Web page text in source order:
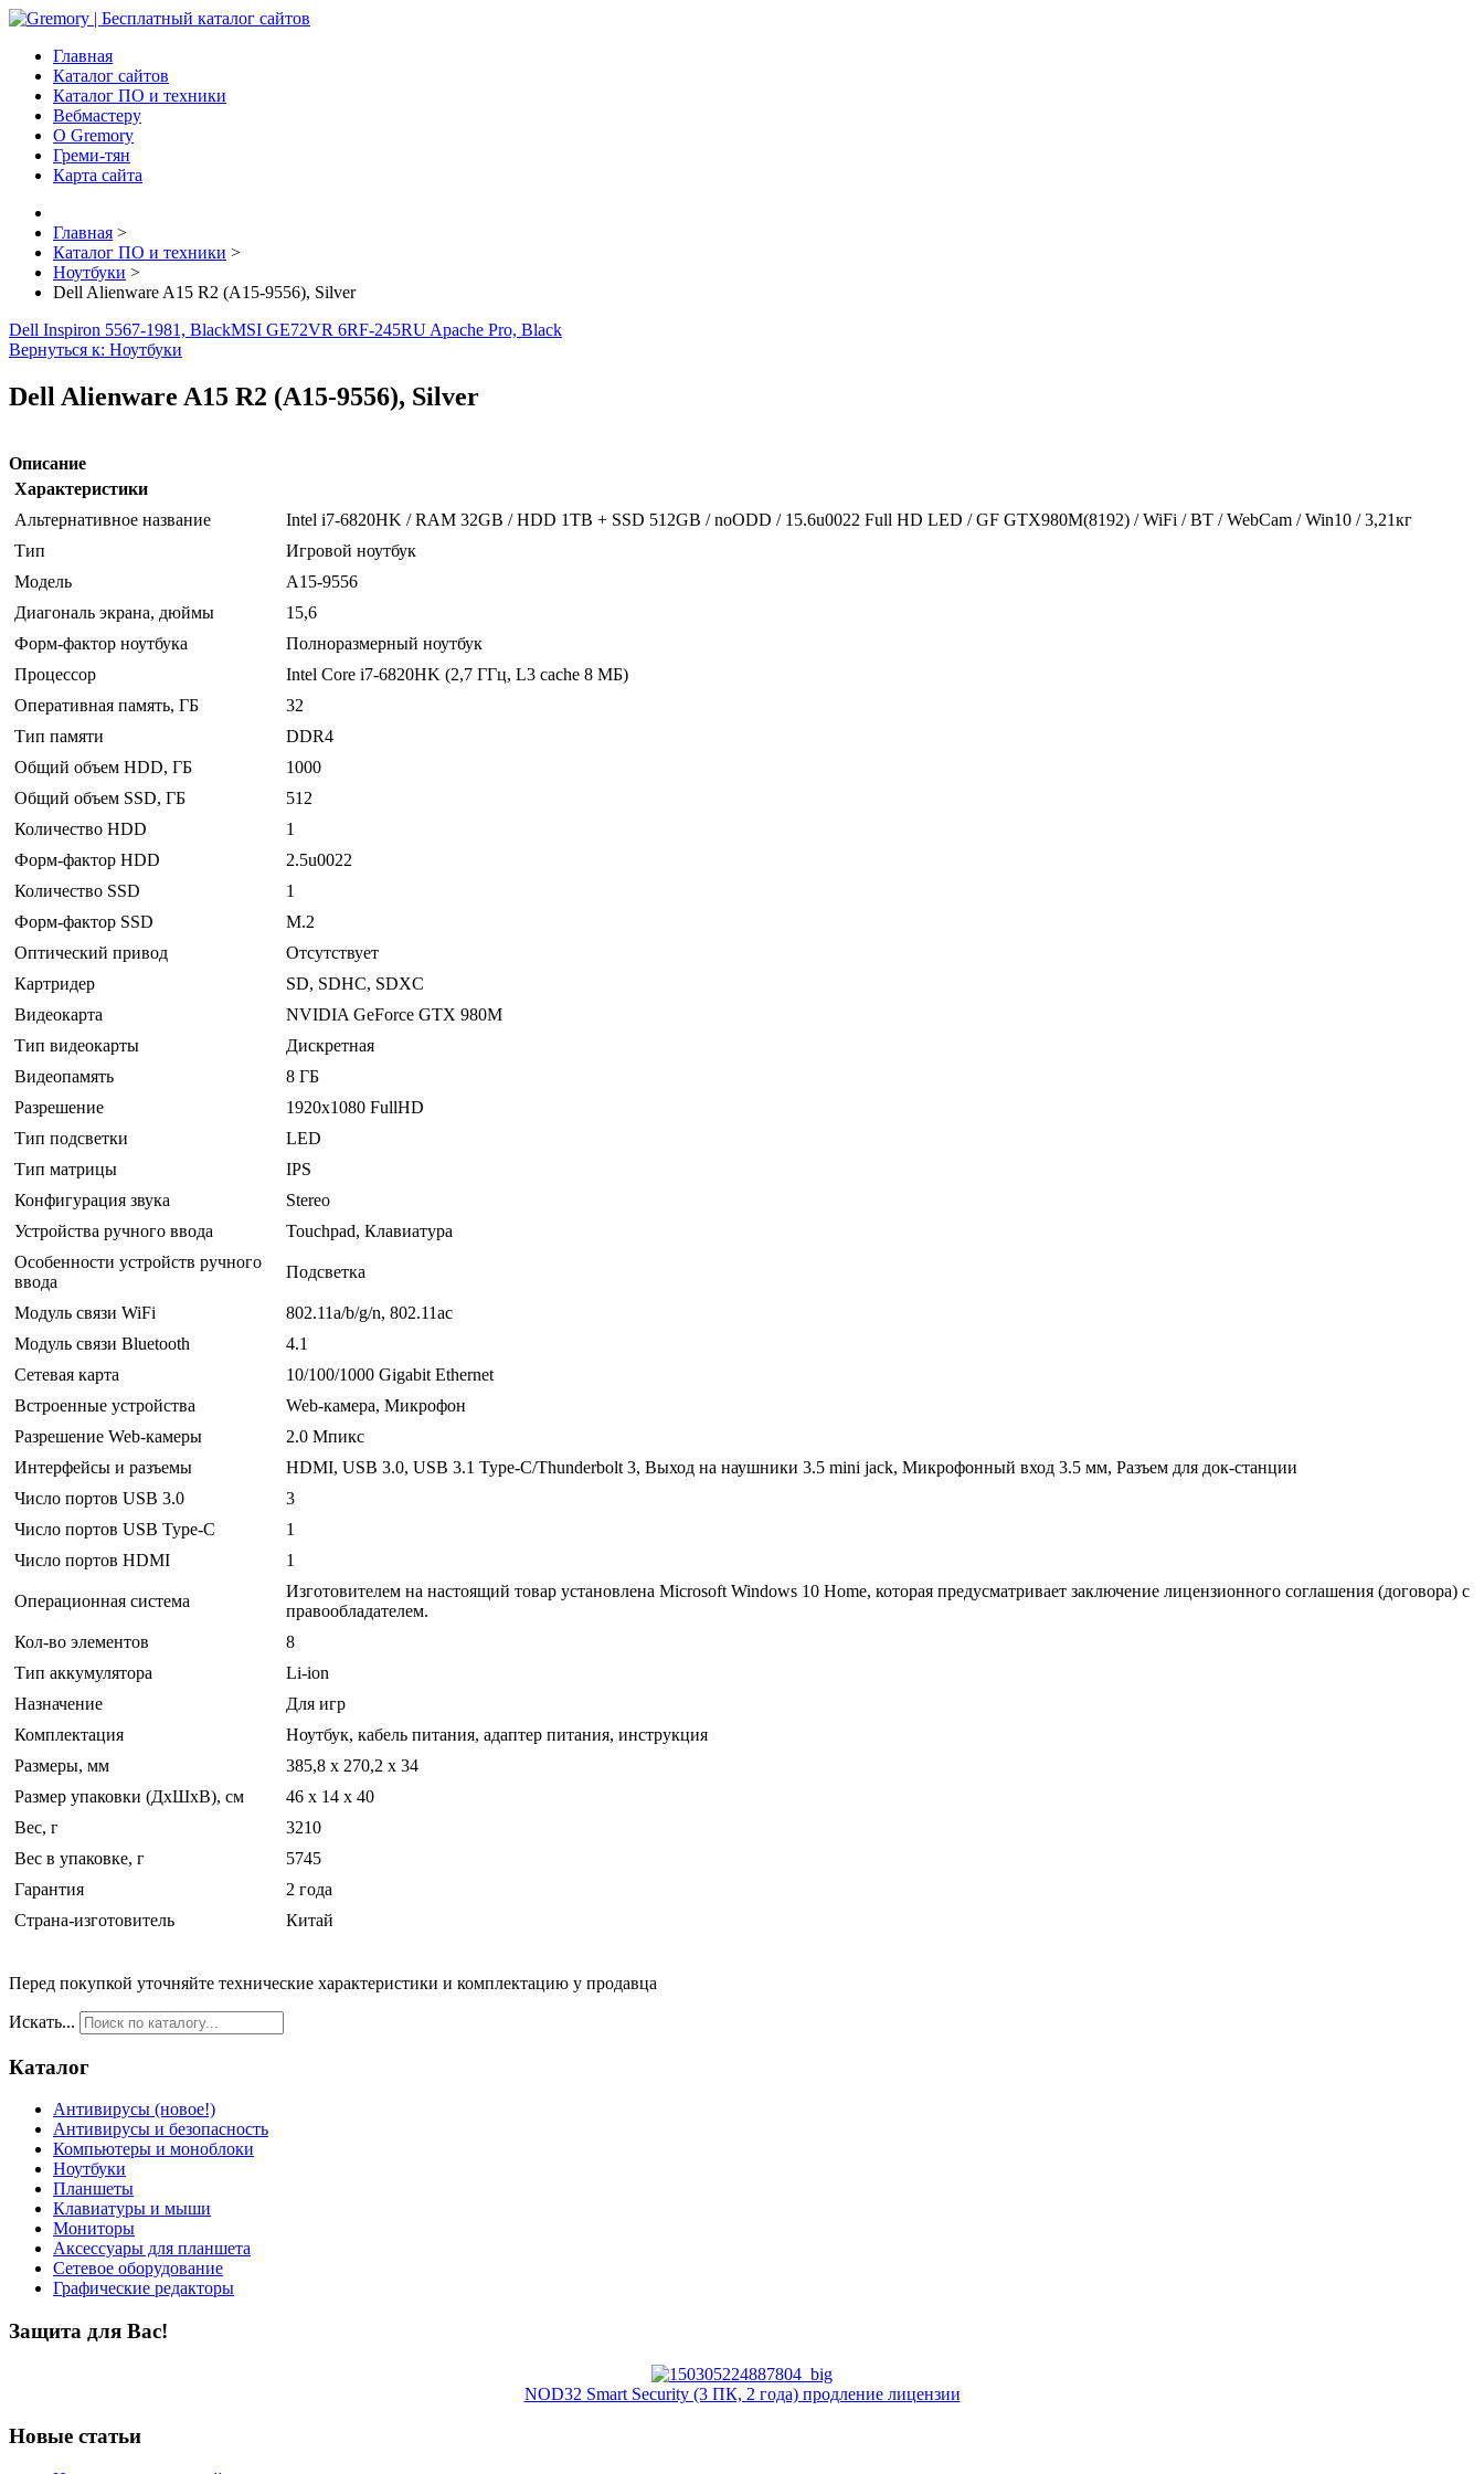
Главная
Каталог сайтов
Каталог ПО и техники
Вебмастеру
О Gremory
Греми-тян
Карта сайта
Главная >
Каталог ПО и техники >
Ноутбуки >
Dell Alienware A15 R2 (A15-9556), Silver
Dell Inspiron 5567-1981, BlackMSI GE72VR 6RF-245RU Apache Pro, Black
Вернуться к: Ноутбуки
Dell Alienware A15 R2 (A15-9556), Silver
Описание
Характеристики
Альтернативное название
Intel i7-6820HK / RAM 32GB / HDD 1TB + SSD 512GB / noODD / 15.6u0022 Full HD LED / GF GTX980M(8192) / WiFi / BT / WebCam / Win10 / 3,21кг
Тип
Игровой ноутбук
Модель
A15-9556
Диагональ экрана, дюймы
15,6
Форм-фактор ноутбука
Полноразмерный ноутбук
Процессор
Intel Core i7-6820HK (2,7 ГГц, L3 cache 8 МБ)
Оперативная память, ГБ
32
Тип памяти
DDR4
Общий объем HDD, ГБ
1000
Общий объем SSD, ГБ
512
Количество HDD
1
Форм-фактор HDD
2.5u0022
Количество SSD
1
Форм-фактор SSD
M.2
Оптический привод
Отсутствует
Картридер
SD, SDHC, SDXC
Видеокарта
NVIDIA GeForce GTX 980M
Тип видеокарты
Дискретная
Видеопамять
8 ГБ
Разрешение
1920x1080 FullHD
Тип подсветки
LED
Тип матрицы
IPS
Конфигурация звука
Stereo
Устройства ручного ввода
Touchpad, Клавиатура
Особенности устройств ручного
ввода
Подсветка
Модуль связи WiFi
802.11a/b/g/n, 802.11ac
Модуль связи Bluetooth
4.1
Сетевая карта
10/100/1000 Gigabit Ethernet
Встроенные устройства
Web-камера, Микрофон
Разрешение Web-камеры
2.0 Мпикс
Интерфейсы и разъемы
HDMI, USB 3.0, USB 3.1 Type-C/Thunderbolt 3, Выход на наушники 3.5 mini jack, Микрофонный вход 3.5 мм, Разъем для док-станции
Число портов USB 3.0
3
Число портов USB Type-C
1
Число портов HDMI
1
Операционная система
Изготовителем на настоящий товар установлена Microsoft Windows 10 Home, которая предусматривает заключение лицензионного соглашения (договора) с
правообладателем.
Кол-во элементов
8
Тип аккумулятора
Li-ion
Назначение
Для игр
Комплектация
Ноутбук, кабель питания, адаптер питания, инструкция
Размеры, мм
385,8 х 270,2 х 34
Размер упаковки (ДхШхВ), см
46 x 14 x 40
Вес, г
3210
Вес в упаковке, г
5745
Гарантия
2 года
Страна-изготовитель
Китай
Перед покупкой уточняйте технические характеристики и комплектацию у продавца
Искать...
Каталог
Антивирусы (новое!)
Антивирусы и безопасность
Компьютеры и моноблоки
Ноутбуки
Планшеты
Клавиатуры и мыши
Мониторы
Аксессуары для планшета
Сетевое оборудование
Графические редакторы
Защита для Вас!
NOD32 Smart Security (3 ПК, 2 года) продление лицензии
Новые статьи